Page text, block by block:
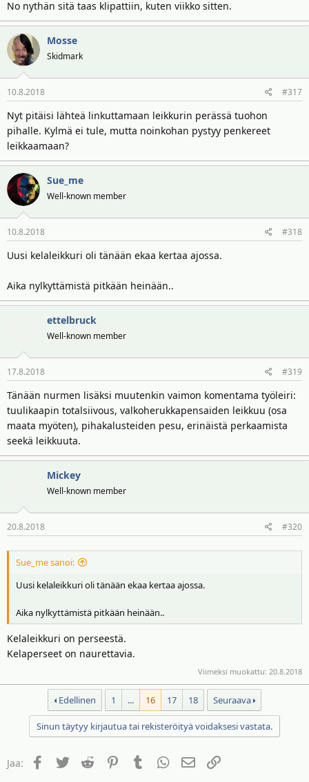
No nythän sitä taas klipattiin, kuten viikko sitten.
Mosse
Skidmark
10.8.2018 #317
Nyt pitäisi lähteä linkuttamaan leikkurin perässä tuohon
pihalle. Kylmä ei tule, mutta noinkohan pystyy penkereet
leikkaamaan?
Sue_me
Well-known member
10.8.2018 #318
Uusi kelaleikkuri oli tänään ekaa kertaa ajossa.
Aika nylkyttämistä pitkään heinään..
ettelbruck
Well-known member
17.8.2018 #319
Tänään nurmen lisäksi muutenkin vaimon komentama työleiri:
tuulikaapin totalsiivous, valkoherukkapensaiden leikkuu (osa
maata myöten), pihakalusteiden pesu, erinäistä perkaamista
seekä leikkuuta.
Mickey
Well-known member
20.8.2018 #320
Sue_me sanoi:
Uusi kelaleikkuri oli tänään ekaa kertaa ajossa.
Aika nylkyttämistä pitkään heinään..
Kelaleikkuri on perseestä.
Kelaperseet on naurettavia.
Viimeksi muokattu: 20.8.2018
Edellinen 1 ... 16 17 18 Seuraava
Sinun täytyy kirjautua tai rekisteröityä voidaksesi vastata.
Jaa: Facebook
TwitterReddit PinterestTumblrWhatsAppSähköposti
Linkki